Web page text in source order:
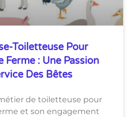
Toiletteuse Pour
Ferme : Une Passion
Des Bêtes
de toiletteuse pour
et son engagement